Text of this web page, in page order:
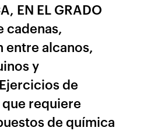
EN EL GRADO
cadenas,
alcanos,
y
de
requiere
de química